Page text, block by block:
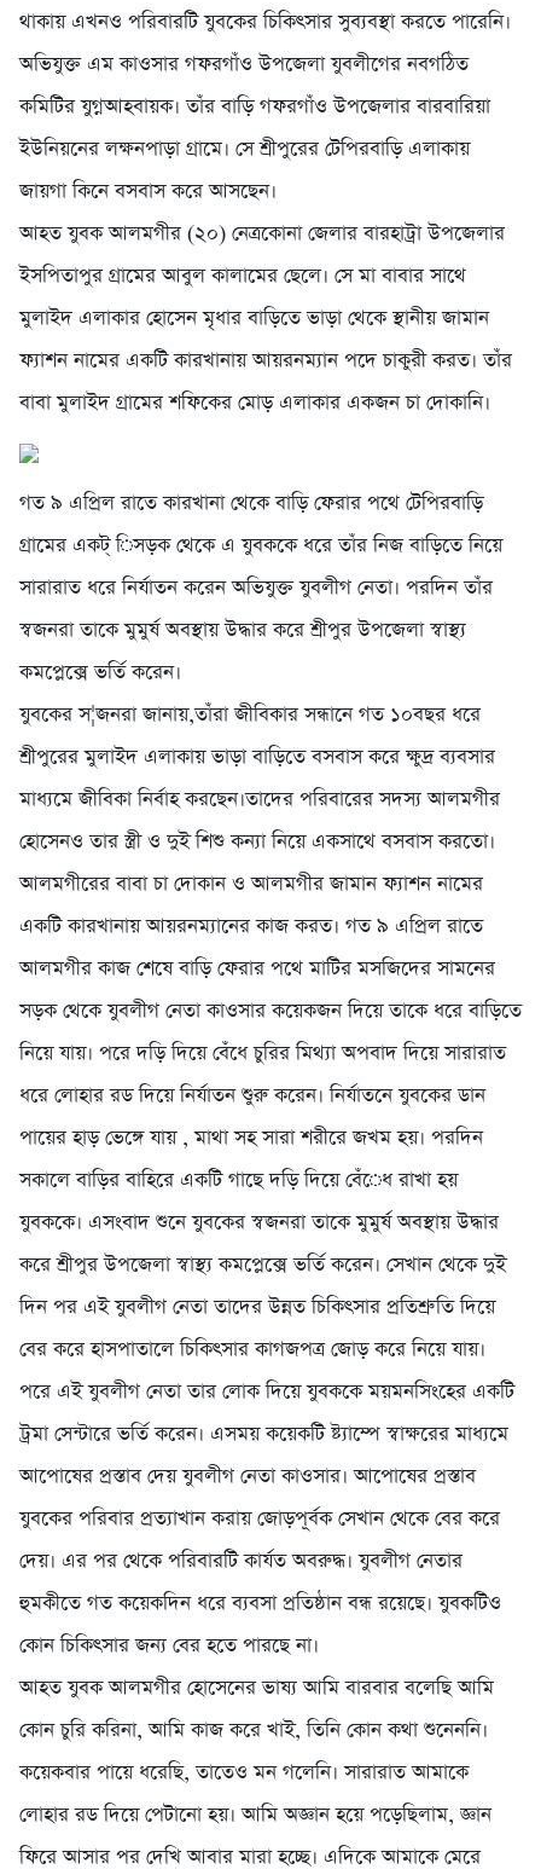
থাকায় এখনও পরিবারটি যুবকের চিকিৎসার সুব্যবস্থা করতে পারেনি।
অভিযুক্ত এম কাওসার গফরগাঁও উপজেলা যুবলীগের নবগঠিত
কমিটির যুগ্নআহবায়ক। তাঁর বাড়ি গফরগাঁও উপজেলার বারবারিয়া
ইউনিয়নের লক্ষনপাড়া গ্রামে। সে শ্রীপুরের টেপিরবাড়ি এলাকায়
জায়গা কিনে বসবাস করে আসছেন।
আহত যুবক আলমগীর (২০) নেত্রকোনা জেলার বারহাট্রা উপজেলার
ইসপিতাপুর গ্রামের আবুল কালামের ছেলে। সে মা বাবার সাথে
মুলাইদ এলাকার হোসেন মৃধার বাড়িতে ভাড়া থেকে স্থানীয় জামান
ফ্যাশন নামের একটি কারখানায় আয়রনম্যান পদে চাকুরী করত। তাঁর
বাবা মুলাইদ গ্রামের শফিকের মোড় এলাকার একজন চা দোকানি।
গত ৯ এপ্রিল রাতে কারখানা থেকে বাড়ি ফেরার পথে টেপিরবাড়ি
গ্রামের একট্ িসড়ক থেকে এ যুবককে ধরে তাঁর নিজ বাড়িতে নিয়ে
সারারাত ধরে নির্যাতন করেন অভিযুক্ত যুবলীগ নেতা। পরদিন তাঁর
স্বজনরা তাকে মুমুর্ষ অবস্থায় উদ্ধার করে শ্রীপুর উপজেলা স্বাস্থ্য
কমপ্লেক্সে ভর্তি করেন।
যুবকের স¦জনরা জানায়,তাঁরা জীবিকার সন্ধানে গত ১০বছর ধরে
শ্রীপুরের মুলাইদ এলাকায় ভাড়া বাড়িতে বসবাস করে ক্ষুদ্র ব্যবসার
মাধ্যমে জীবিকা নির্বাহ করছেন।তাদের পরিবারের সদস্য আলমগীর
হোসেনও তার স্ত্রী ও দুই শিশু কন্যা নিয়ে একসাথে বসবাস করতো।
আলমগীরের বাবা চা দোকান ও আলমগীর জামান ফ্যাশন নামের
একটি কারখানায় আয়রনম্যানের কাজ করত। গত ৯ এপ্রিল রাতে
আলমগীর কাজ শেষে বাড়ি ফেরার পথে মাটির মসজিদের সামনের
সড়ক থেকে যুবলীগ নেতা কাওসার কয়েকজন দিয়ে তাকে ধরে বাড়িতে
নিয়ে যায়। পরে দড়ি দিয়ে বেঁধে চুরির মিথ্যা অপবাদ দিয়ে সারারাত
ধরে লোহার রড দিয়ে নির্যাতন শুুরু করেন। নির্যাতনে যুবকের ডান
পায়ের হাড় ভেঙ্গে যায় , মাথা সহ সারা শরীরে জখম হয়। পরদিন
সকালে বাড়ির বাহিরে একটি গাছে দড়ি দিয়ে বেঁেধ রাখা হয়
যুবককে। এসংবাদ শুনে যুবকের স্বজনরা তাকে মুমুর্ষ অবস্থায় উদ্ধার
করে শ্রীপুর উপজেলা স্বাস্থ্য কমপ্লেক্সে ভর্তি করেন। সেখান থেকে দুই
দিন পর এই যুবলীগ নেতা তাদের উন্নত চিকিৎসার প্রতিশ্রুতি দিয়ে
বের করে হাসপাতালে চিকিৎসার কাগজপত্র জোড় করে নিয়ে যায়।
পরে এই যুবলীগ নেতা তার লোক দিয়ে যুবককে ময়মনসিংহের একটি
ট্রমা সেন্টারে ভর্তি করেন। এসময় কয়েকটি ষ্ট্যাম্পে স্বাক্ষরের মাধ্যমে
আপোষের প্রস্তাব দেয় যুবলীগ নেতা কাওসার। আপোষের প্রস্তাব
যুবকের পরিবার প্রত্যাখান করায় জোড়পূর্বক সেখান থেকে বের করে
দেয়। এর পর থেকে পরিবারটি কার্যত অবরুদ্ধ। যুবলীগ নেতার
হুমকীতে গত কয়েকদিন ধরে ব্যবসা প্রতিষ্ঠান বন্ধ রয়েছে। যুবকটিও
কোন চিকিৎসার জন্য বের হতে পারছে না।
আহত যুবক আলমগীর হোসেনের ভাষ্য আমি বারবার বলেছি আমি
কোন চুরি করিনা, আমি কাজ করে খাই, তিনি কোন কথা শুনেননি।
কয়েকবার পায়ে ধরেছি, তাতেও মন গলেনি। সারারাত আমাকে
লোহার রড দিয়ে পেটানো হয়। আমি অজ্ঞান হয়ে পড়েছিলাম, জ্ঞান
ফিরে আসার পর দেখি আবার মারা হচ্ছে। এদিকে আমাকে মেরে